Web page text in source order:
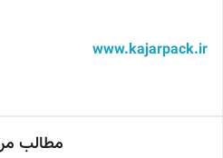
www.kajarpack.ir
مطالب